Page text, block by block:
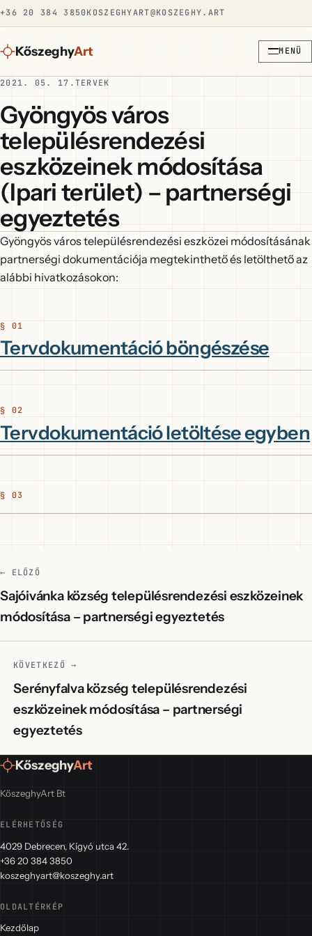
+36 20 384 3850KOSZEGHYART@KOSZEGHY.ART
KőszeghyArt MENÜ
2021. 05. 17.TERVEK
Gyöngyös város
településrendezési
eszközeinek módosítása
(Ipari terület) – partnerségi
egyeztetés
Gyöngyös város településrendezési eszközei módosításának
partnerségi dokumentációja megtekinthető és letölthető az
alábbi hivatkozásokon:
Tervdokumentáció böngészése
Tervdokumentáció letöltése egyben
← ELŐZŐ
Sajóivánka község településrendezési eszközeinek
módosítása – partnerségi egyeztetés
KÖVETKEZŐ →
Serényfalva község településrendezési
eszközeinek módosítása – partnerségi
egyeztetés
KőszeghyArt
KőszeghyArt Bt
ELÉRHETŐSÉG
4029 Debrecen, Kígyó utca 42.
+36 20 384 3850
koszeghyart@koszeghy.art
OLDALTÉRKÉP
Kezdőlap